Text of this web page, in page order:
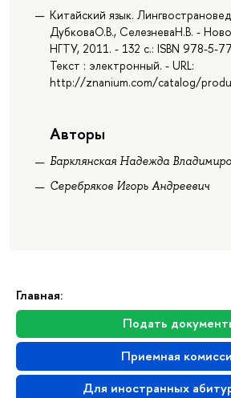
Главная:
Подать
Приемная
Для иностранных
Китайский язык.
ДубковаО.В., СелезневаН.В. -
НГТУ, 2011. - 132 с.: ISBN 978-5-
Текст : электронный. - URL:
http://znanium.com/catalog/
Авторы
Барклянская Надежда
Серебряков Игорь Андреевич